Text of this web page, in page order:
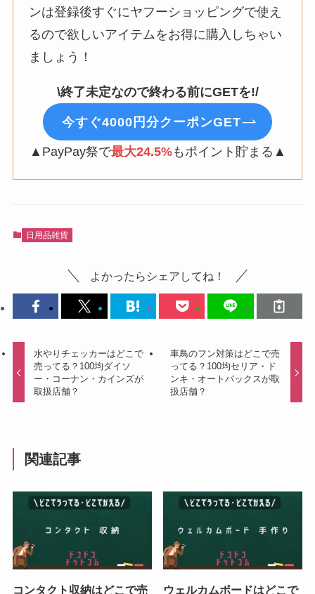
ンは登録後すぐにヤフーショッピングで使え
るので欲しいアイテムをお得に購入しちゃい
ましょう！
\終了未定なので終わる前にGETを!/
今すぐ4000円分クーポンGET
▲PayPay祭で最大24.5%もポイント貯まる▲
日用品雑貨
よかったらシェアしてね！
水やりチェッカーはどこで
売ってる？100均ダイソ
ー・コーナン・カインズが
取扱店舗？
車鳥のフン対策はどこで売
ってる？100均セリア・ド
ンキ・オートバックスが取
扱店舗？
関連記事
コンタクト収納はどこで売
ウェルカムボードはどこで